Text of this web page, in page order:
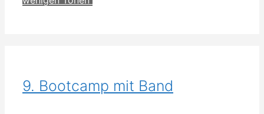
9. Bootcamp mit Band